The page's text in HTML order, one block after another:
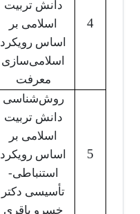
4
دانش تربیت
اسلامی بر
اساس رویکرد
اسلامی‌سازی
معرفت
5
روش‌شناسی
دانش تربیت
اسلامی بر
اساس رویکرد
استنباطی-
تأسیسی دکتر
خسرو باقری